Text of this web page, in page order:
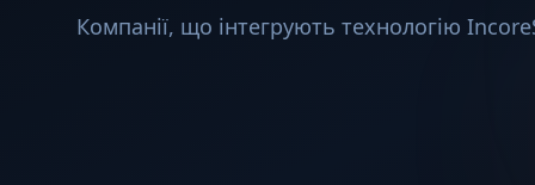
Компанії, що інтегрують технологію